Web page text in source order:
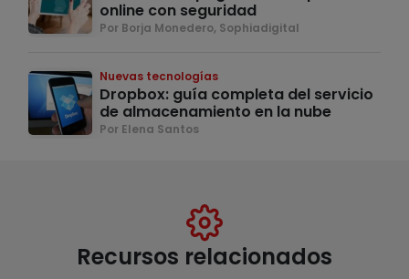
online con seguridad
Por Borja Monedero, Sophiadigital
Nuevas tecnologías
Dropbox: guía completa del servicio
de almacenamiento en la nube
Por Elena Santos
Recursos relacionados